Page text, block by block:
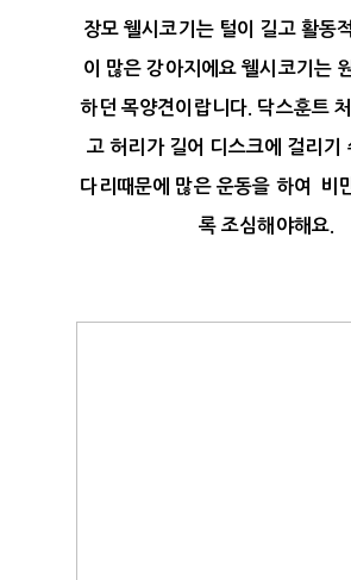
장모 웰시코기는 털이 길고 활동
이 많은 강아지에요 웰시코기는
하던 목양견이랍니다. 닥스훈트
고 허리가 길어 디스크에 걸리기
다리때문에 많은 운동을 하여 비
록 조심해야해요.